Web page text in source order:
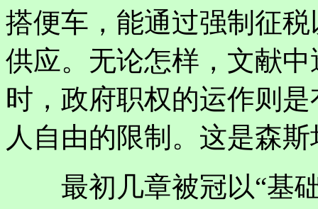
搭便车，能通过强制征
供应。无论怎样，文献
时，政府职权的运作则
人自由的限制。这是森
最初几章被冠以“基础